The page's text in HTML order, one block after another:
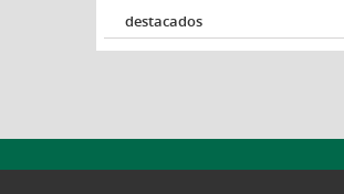
destacados